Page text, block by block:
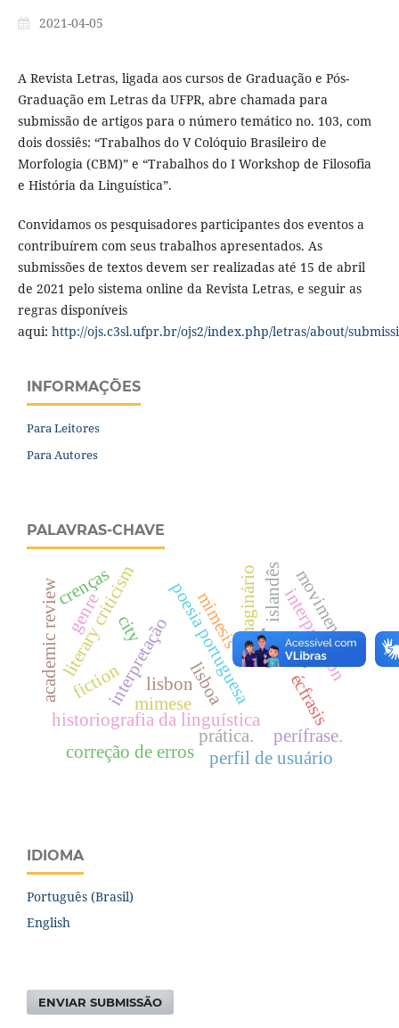
2021-04-05
A Revista Letras, ligada aos cursos de Graduação e Pós-
Graduação em Letras da UFPR, abre chamada para
submissão de artigos para o número temático no. 103, com
dois dossiês: “Trabalhos do V Colóquio Brasileiro de
Morfologia (CBM)” e “Trabalhos do I Workshop de Filosofia
e História da Linguística”.
Convidamos os pesquisadores participantes dos eventos a
contribuírem com seus trabalhos apresentados. As
submissões de textos devem ser realizadas até 15 de abril
de 2021 pelo sistema online da Revista Letras, e seguir as
regras disponíveis
aqui: http://ojs.c3sl.ufpr.br/ojs2/index.php/letras/about/
INFORMAÇÕES
Para Leitores
Para Autores
PALAVRAS-CHAVE
historiografia da linguística
interpretação
lisbon
city
imaginary
poesia portuguesa
lisboa
imaginário interpretation
mimesis
fiction
literary criticism
mimese écfrasis
prática.
crenças
correção de erros perfil de usuário
academic review genre
perífrase.
todo
islandês movimento
IDIOMA
Português (Brasil)
English
ENVIAR SUBMISSÃO